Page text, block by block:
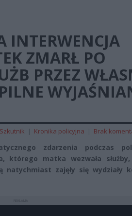
INTERWENCJA
ZMARŁ PO
PRZEZ
| Kronika policyjna | Brak
zdarzenia podczas
którego matka wezwała służby,
natychmiast zajęły się wydziały